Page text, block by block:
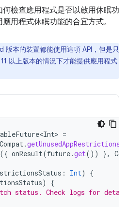
檢查應用程式是否以啟用休眠功
用程式休眠功能的合宜方式。
版本的裝置都能使用這項 API，但是只
以上版本的情況下才能提供應用程式
=
.
({ onResult(future.get()) },
: Int)
{
)
{
status. Check logs for